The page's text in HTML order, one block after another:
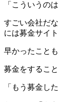
「こういうの
すごい会社だ
には募金サイ
早かったこと
募金をするこ
「もう募金した